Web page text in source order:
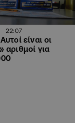
22:07
είναι οι
αριθμοί για